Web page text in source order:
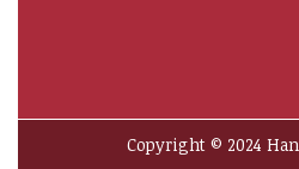
Copyright © 2024